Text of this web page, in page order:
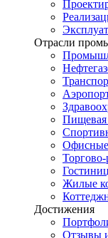
Отрасли
Офисные
Жилые
Достижения
Отзывы